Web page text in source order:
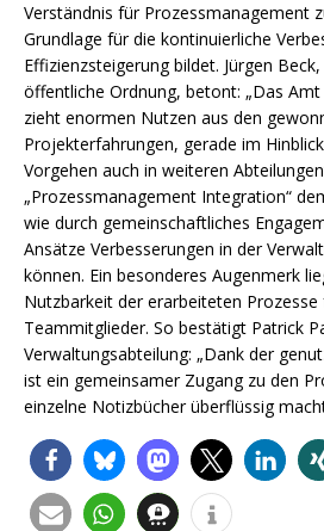
Verständnis für Prozessmanagement
Grundlage für die kontinuierliche
Effizienzsteigerung bildet. Jürgen
öffentliche Ordnung, betont: „Das
zieht enormen Nutzen aus den
Projekterfahrungen, gerade im
Vorgehen auch in weiteren
„Prozessmanagement Integration“
wie durch gemeinschaftliches
Ansätze Verbesserungen in der
können. Ein besonderes Augenmerk
Nutzbarkeit der erarbeiteten Prozesse
Teammitglieder. So bestätigt Patrick
Verwaltungsabteilung: „Dank der
ist ein gemeinsamer Zugang zu den
einzelne Notizbücher überflüssig